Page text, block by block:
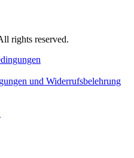
rights reserved.
und Widerrufsbelehrung